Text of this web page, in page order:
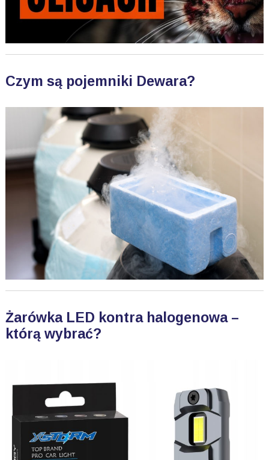
Czym są pojemniki Dewara?
Żarówka LED kontra halogenowa –
którą wybrać?